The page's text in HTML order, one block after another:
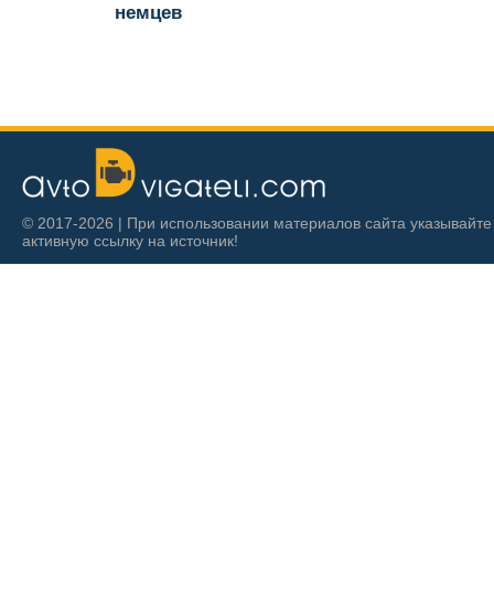
немцев
© 2017-2026 | При использовании материалов сайта указывайте
активную ссылку на источник!